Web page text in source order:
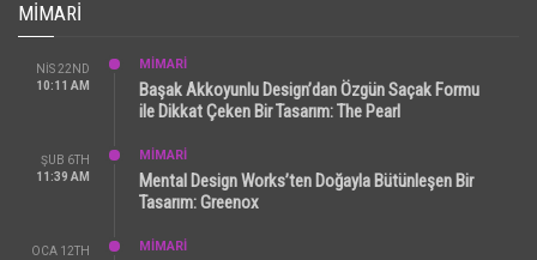
MIMARI
NIS 22ND
10:11 AM
MİMARİ
Başak Akkoyunlu Design’dan Özgün Saçak Formu
ile Dikkat Çeken Bir Tasarım: The Pearl
ŞUB 6TH
11:39 AM
MİMARİ
Mental Design Works’ten Doğayla Bütünleşen Bir
Tasarım: Greenox
OCA 12TH
MİMARİ